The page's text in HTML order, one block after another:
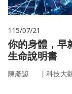
115/07/21
你的身體，早
生命說明書
陳彥諺 ｜ 科技大